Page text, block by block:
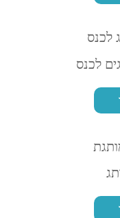
לכנס